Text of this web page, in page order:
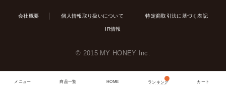
メニュー 商品一覧 HOME ランキング カート
会社概要 個人情報取り扱いについて 特定商取引法に基づく表記
IR情報
© 2015 MY HONEY Inc.